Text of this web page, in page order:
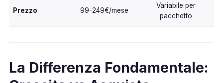
Prezzo 99-249€/mese
Variabile per
pacchetto
La Differenza Fondamentale: